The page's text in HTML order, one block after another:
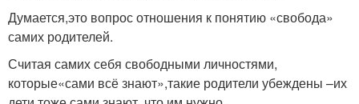
Думается,это вопрос отношения к понятию «свобода»
самих родителей.
Считая самих себя свободными личностями,
которые«сами всё знают»,такие родители убеждены –их